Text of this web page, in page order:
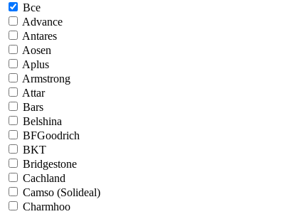
Все
Advance
Antares
Aosen
Aplus
Armstrong
Attar
Bars
Belshina
BFGoodrich
BKT
Bridgestone
Cachland
Camso (Solideal)
Charmhoo